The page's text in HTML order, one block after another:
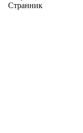
Странник